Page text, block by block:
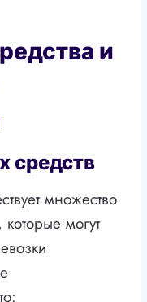
и
средств
множество
могут